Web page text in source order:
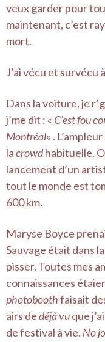
veux garder pour
maintenant, c’est
mort.
J’ai vécu et survécu
Dans la voiture, je
j’me dit : « C’est fou
Montréal« .
lacrowdhabituelle.
lancement d’un
tout le monde est
600 km.
Maryse Boyce
Sauvage était dans
pisser. Toutes mes
connaissances
photoboothfaisait
airs dedéjà vuque
de festival à vie. No